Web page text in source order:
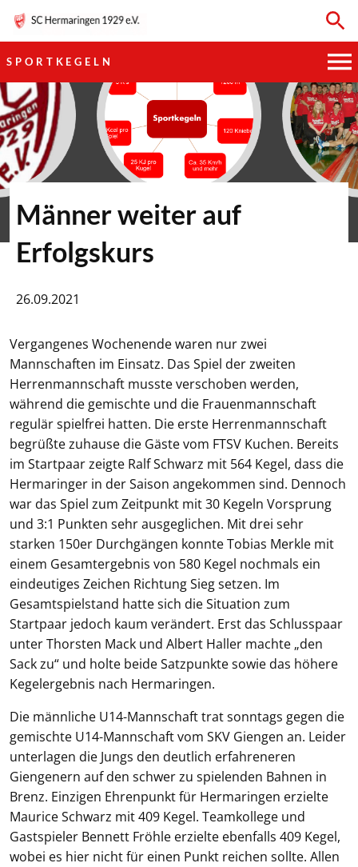
SPORTKEGELN
HAUPTVEREIN
SPORTKEGELN
FUSSBALL
GYMNASTIK
TISCHTENNIS
Männer weiter auf
Erfolgskurs
26.09.2021
Vergangenes Wochenende waren nur zwei
Mannschaften im Einsatz. Das Spiel der zweiten
Herrenmannschaft musste verschoben werden,
während die gemischte und die Frauenmannschaft
regulär spielfrei hatten. Die erste Herrenmannschaft
begrüßte zuhause die Gäste vom FTSV Kuchen. Bereits
im Startpaar zeigte Ralf Schwarz mit 564 Kegel, dass die
Hermaringer in der Saison angekommen sind. Dennoch
war das Spiel zum Zeitpunkt mit 30 Kegeln Vorsprung
und 3:1 Punkten sehr ausgeglichen. Mit drei sehr
starken 150er Durchgängen konnte Tobias Merkle mit
einem Gesamtergebnis von 580 Kegel nochmals ein
eindeutiges Zeichen Richtung Sieg setzen. Im
Gesamtspielstand hatte sich die Situation zum
Startpaar jedoch kaum verändert. Erst das Schlusspaar
unter Thorsten Mack und Albert Haller machte „den
Sack zu“ und holte beide Satzpunkte sowie das höhere
Kegelergebnis nach Hermaringen.
Die männliche U14-Mannschaft trat sonntags gegen die
gemischte U14-Mannschaft vom SKV Giengen an. Leider
unterlagen die Jungs den deutlich erfahreneren
Giengenern auf den schwer zu spielenden Bahnen in
Brenz. Einzigen Ehrenpunkt für Hermaringen erzielte
Maurice Schwarz mit 409 Kegel. Teamkollege und
Gastspieler Bennett Fröhle erzielte ebenfalls 409 Kegel,
wobei es hier nicht für einen Punkt reichen sollte. Allen